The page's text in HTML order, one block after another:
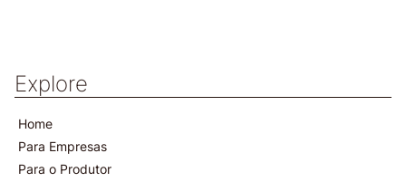
Explore
Home
Para Empresas
Para o Produtor